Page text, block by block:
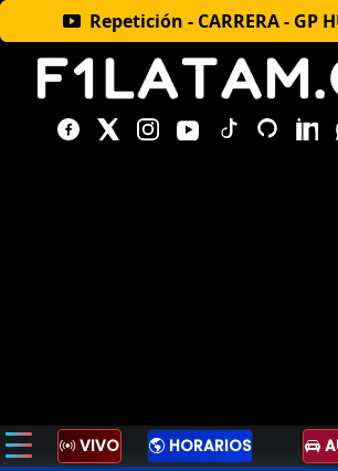
Repetición - CARRERA - GP
VIVO HORARIOS